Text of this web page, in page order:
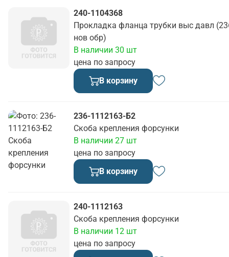
240-1104368
Прокладка фланца трубки выс давл
нов обр)
цена по запросу
В наличии 30 шт
В корзину
236-1112163-Б2
Скоба крепления форсунки
цена по запросу
В наличии 27 шт
В корзину
240-1112163
Скоба крепления форсунки
цена по запросу
В наличии 12 шт